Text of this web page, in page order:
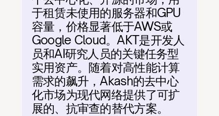
于租赁未使用的服务器和GPU
容量，价格显著低于AWS或
Google Cloud。AKT是开发人
员和AI研究人员的关键任务型
实用资产。随着对高性能计算
需求的飙升，Akash的去中心
化市场为现代网络提供了可扩
展的、抗审查的替代方案。